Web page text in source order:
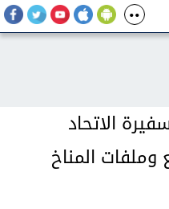
الاتحاد
وملفات المناخ